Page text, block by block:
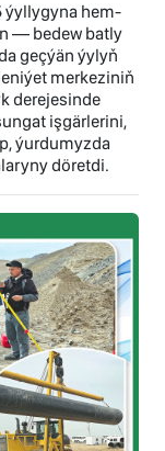
ýyllygyna hem-
— bedew batly
geçýän ýylyň
merkeziniň
derejesinde
işgärlerini,
ýurdumyzda
döretdi.